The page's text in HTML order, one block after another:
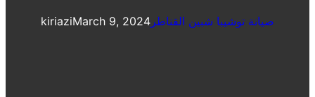
kiriaziMarch 9, 2024 صيانة توشيبا شبين القناطر